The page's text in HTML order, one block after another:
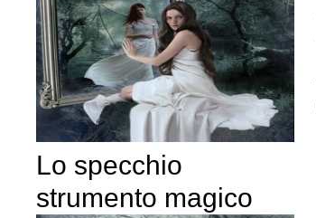
Lo specchio
strumento magico